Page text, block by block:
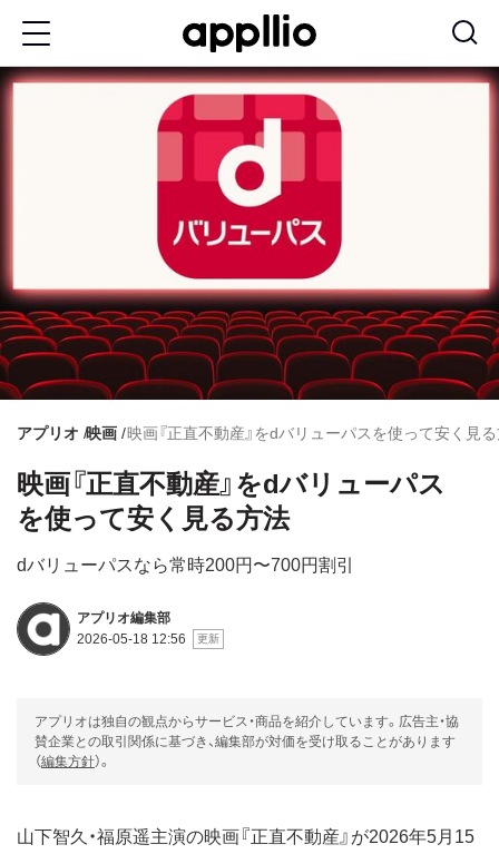
ン
に
移
動
アプリオ 映画 映画『正直不動産』をdバリューパスを使って安く見
映画『正直不動産』をdバリューパス
を使って安く見る方法
dバリューパスなら常時200円〜700円割引
アプリオ編集部
2026-05-18 12:56
アプリオは独自の観点からサービス・商品を紹介しています。広告主・協
賛企業との取引関係に基づき、編集部が対価を受け取ることがあります
（編集方針）。
山下智久・福原遥主演の映画『正直不動産』が2026年5月15